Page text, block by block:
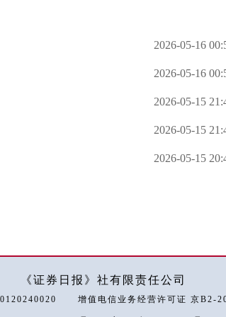
2026-05-16
2026-05-16
2026-05-15
2026-05-15
2026-05-15
《证券日报》社有限责任公司
增值电信业务经营许可证 京B2-